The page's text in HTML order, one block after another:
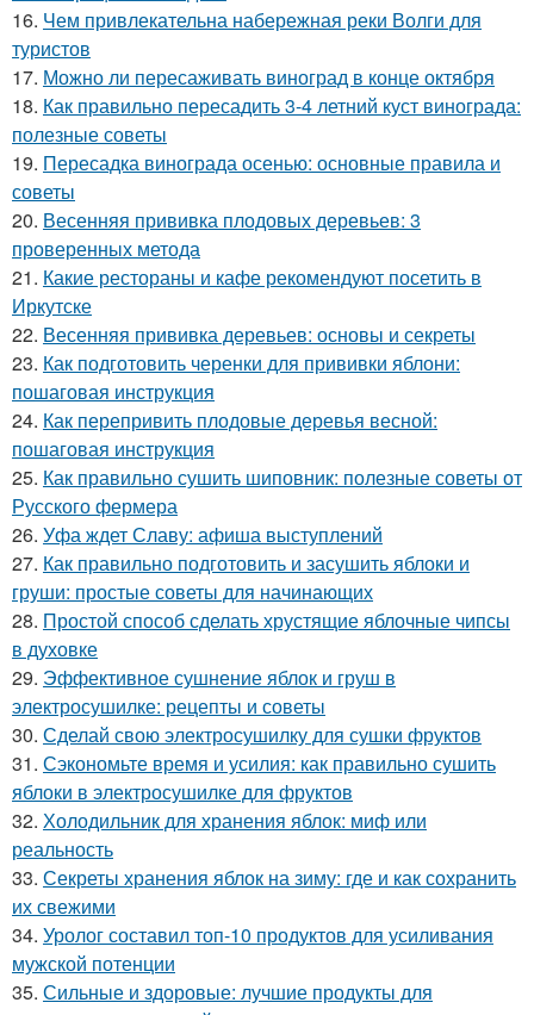
16. Чем привлекательна набережная реки Волги для
туристов
17. Можно ли пересаживать виноград в конце октября
18. Как правильно пересадить 3-4 летний куст винограда:
полезные советы
19. Пересадка винограда осенью: основные правила и
советы
20. Весенняя прививка плодовых деревьев: 3
проверенных метода
21. Какие рестораны и кафе рекомендуют посетить в
Иркутске
22. Весенняя прививка деревьев: основы и секреты
23. Как подготовить черенки для прививки яблони:
пошаговая инструкция
24. Как перепривить плодовые деревья весной:
пошаговая инструкция
25. Как правильно сушить шиповник: полезные советы от
Русского фермера
26. Уфа ждет Славу: афиша выступлений
27. Как правильно подготовить и засушить яблоки и
груши: простые советы для начинающих
28. Простой способ сделать хрустящие яблочные чипсы
в духовке
29. Эффективное сушнение яблок и груш в
электросушилке: рецепты и советы
30. Сделай свою электросушилку для сушки фруктов
31. Сэкономьте время и усилия: как правильно сушить
яблоки в электросушилке для фруктов
32. Холодильник для хранения яблок: миф или
реальность
33. Секреты хранения яблок на зиму: где и как сохранить
их свежими
34. Уролог составил топ-10 продуктов для усиливания
мужской потенции
35. Сильные и здоровые: лучшие продукты для